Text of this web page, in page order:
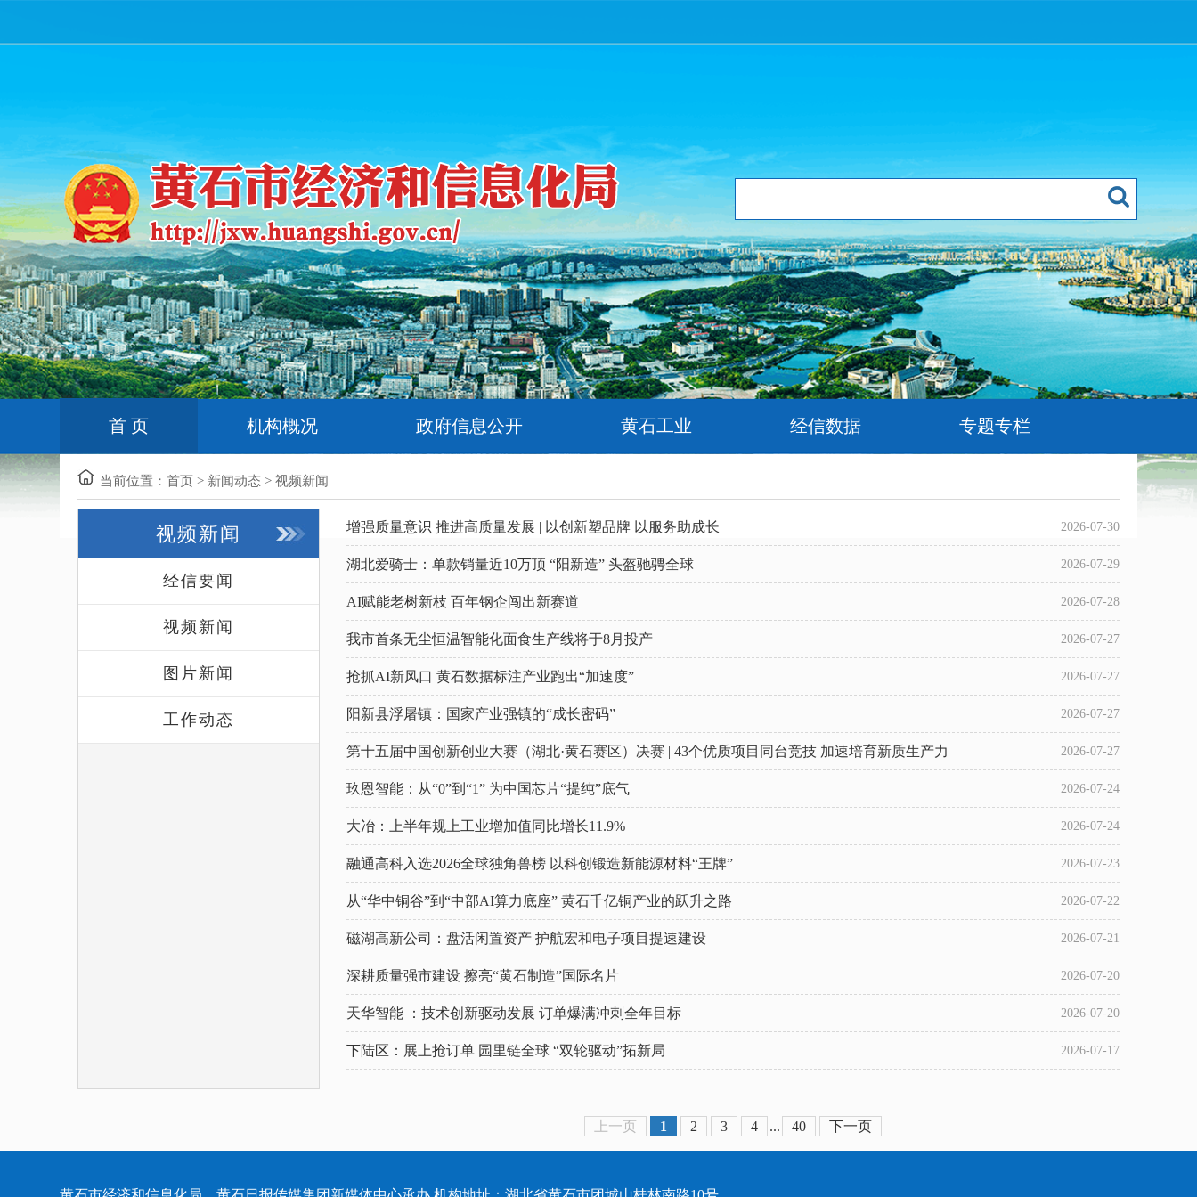
首 页 机构概况 政府信息公开 黄石工业 经信数据 专题专栏
当前位置： 首页 > 新闻动态 > 视频新闻
视频新闻
经信要闻
视频新闻
图片新闻
工作动态
2026-07-30
增强质量意识 推进高质量发展 | 以创新塑品牌 以服务助成长
2026-07-29
湖北爱骑士：单款销量近10万顶 “阳新造” 头盔驰骋全球
2026-07-28
AI赋能老树新枝 百年钢企闯出新赛道
2026-07-27
我市首条无尘恒温智能化面食生产线将于8月投产
2026-07-27
抢抓AI新风口 黄石数据标注产业跑出“加速度”
2026-07-27
阳新县浮屠镇：国家产业强镇的“成长密码”
2026-07-27
第十五届中国创新创业大赛（湖北·黄石赛区）决赛 | 43个优质项目同台竞技 加速培育新质生产力
2026-07-24
玖恩智能：从“0”到“1” 为中国芯片“提纯”底气
2026-07-24
大冶：上半年规上工业增加值同比增长11.9%
2026-07-23
融通高科入选2026全球独角兽榜 以科创锻造新能源材料“王牌”
2026-07-22
从“华中铜谷”到“中部AI算力底座” 黄石千亿铜产业的跃升之路
2026-07-21
磁湖高新公司：盘活闲置资产 护航宏和电子项目提速建设
2026-07-20
深耕质量强市建设 擦亮“黄石制造”国际名片
2026-07-20
天华智能 ：技术创新驱动发展 订单爆满冲刺全年目标
2026-07-17
下陆区：展上抢订单 园里链全球 “双轮驱动”拓新局
上一页 1 2 3 4 ... 40 下一页